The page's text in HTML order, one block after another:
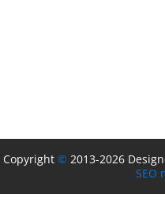
Copyright © 2013-2026
SEO